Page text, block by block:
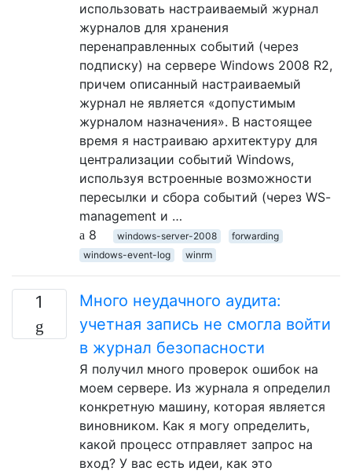
использовать настраиваемый журнал
журналов для хранения
перенаправленных событий (через
подписку) на сервере Windows 2008 R2,
причем описанный настраиваемый
журнал не является «допустимым
журналом назначения». В настоящее
время я настраиваю архитектуру для
централизации событий Windows,
используя встроенные возможности
пересылки и сбора событий (через WS-
management и …
8
windows-server-2008
forwarding
windows-event-log
winrm
1
Много неудачного аудита:
учетная запись не смогла войти
в журнал безопасности
Я получил много проверок ошибок на
моем сервере. Из журнала я определил
конкретную машину, которая является
виновником. Как я могу определить,
какой процесс отправляет запрос на
вход? У вас есть идеи, как это